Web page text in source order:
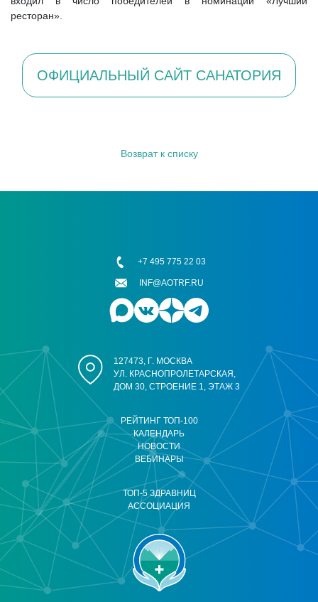
ресторан».
ОФИЦИАЛЬНЫЙ САЙТ САНАТОРИЯ
Возврат к списку
РЕЙТИНГ ТОП-100
КАЛЕНДАРЬ
НОВОСТИ
ВЕБИНАРЫ
ТОП-5 ЗДРАВНИЦ
АССОЦИАЦИЯ
127473, Г. МОСКВА
УЛ. КРАСНОПРОЛЕТАРСКАЯ,
ДОМ 30, СТРОЕНИЕ 1, ЭТАЖ 3
+7 495 775 22 03
INF@AOTRF.RU